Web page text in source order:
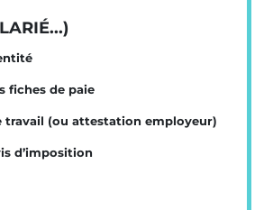
fiches de paie
travail (ou attestation employeur)
d’imposition